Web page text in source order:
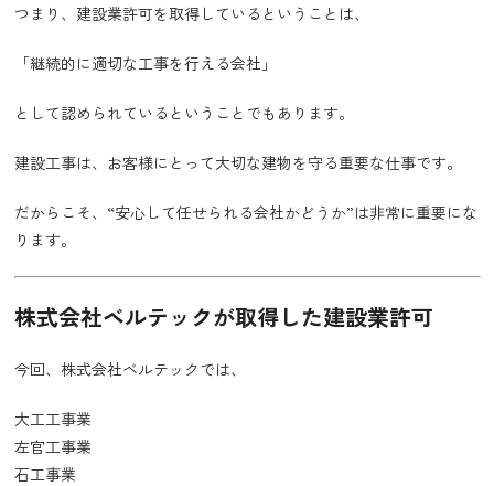
つまり、建設業許可を取得しているということは、
「継続的に適切な工事を行える会社」
として認められているということでもあります。
建設工事は、お客様にとって大切な建物を守る重要な仕事です。
だからこそ、“安心して任せられる会社かどうか”は非常に重要にな
ります。
株式会社ベルテックが取得した建設業許可
今回、株式会社ベルテックでは、
大工工事業
左官工事業
石工事業